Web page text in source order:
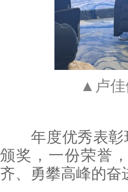
▲卢佳
年度优秀表彰
颁奖，一份荣誉
齐、勇攀高峰的奋